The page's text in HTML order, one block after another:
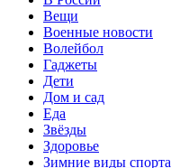
Вещи
Военные новости
Волейбол
Гаджеты
Дети
Дом и сад
Еда
Звёзды
Здоровье
Зимние виды спорта